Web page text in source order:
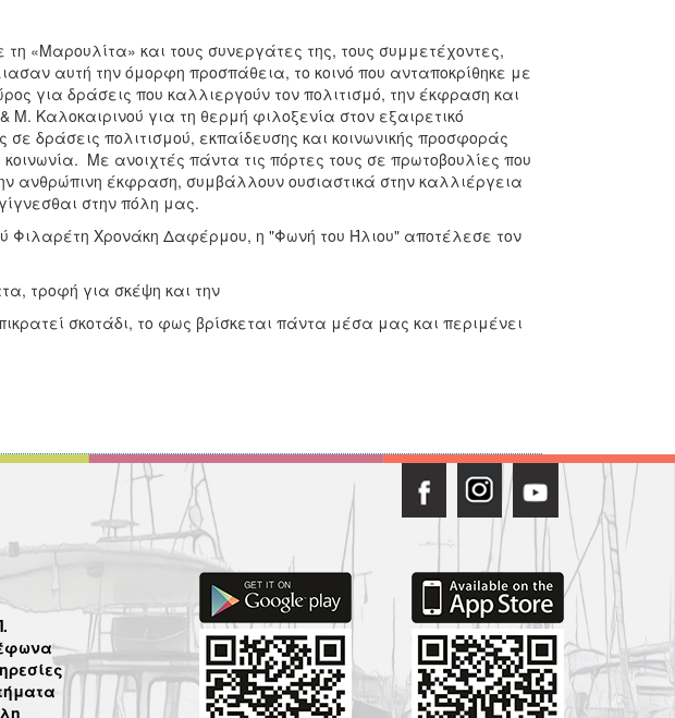
«Μαρουλίτα» και τους συνεργάτες της, τους συμμετέχοντες,
αυτή την όμορφη προσπάθεια, το κοινό που ανταποκρίθηκε με
για δράσεις που καλλιεργούν τον πολιτισμό, την έκφραση και
Μ. Καλοκαιρινού για τη θερμή φιλοξενία στον εξαιρετικό
σε δράσεις πολιτισμού, εκπαίδευσης και κοινωνικής προσφοράς
Με ανοιχτές πάντα τις πόρτες τους σε πρωτοβουλίες που
ανθρώπινη έκφραση, συμβάλλουν ουσιαστικά στην καλλιέργεια
στην πόλη μας.
Φιλαρέτη Χρονάκη Δαφέρμου, η "Φωνή του Ήλιου" αποτέλεσε τον
τροφή για σκέψη και την
σκοτάδι, το φως βρίσκεται πάντα μέσα μας και περιμένει